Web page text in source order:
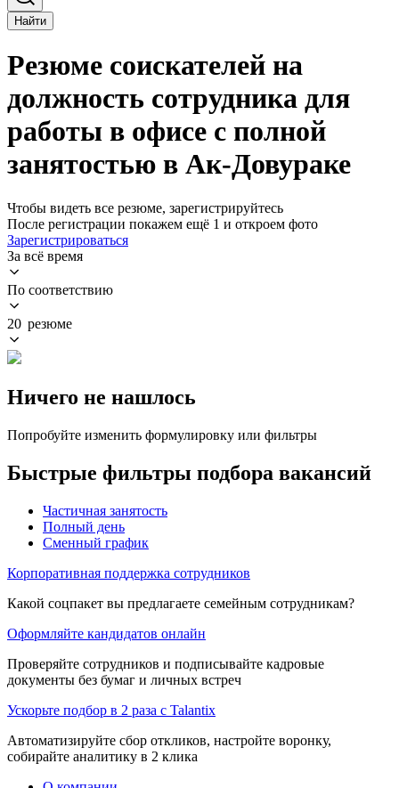
Найти
Резюме соискателей на
должность сотрудника для
работы в офисе с полной
занятостью в Ак-Довураке
Чтобы видеть все резюме, зарегистрируйтесь
После регистрации покажем ещё 1 и откроем фото
Зарегистрироваться
За всё время
По соответствию
20 резюме
Ничего не нашлось
Попробуйте изменить формулировку или фильтры
Быстрые фильтры подбора вакансий
Частичная занятость
Полный день
Сменный график
Корпоративная поддержка сотрудников
Какой соцпакет вы предлагаете семейным сотрудникам?
Оформляйте кандидатов онлайн
Проверяйте сотрудников и подписывайте кадровые
документы без бумаг и личных встреч
Ускорьте подбор в 2 раза с Talantix
Автоматизируйте сбор откликов, настройте воронку,
собирайте аналитику в 2 клика